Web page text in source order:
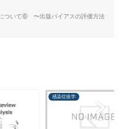
ついて⑥ 〜出版バイアスの評価方法
感染症疫学